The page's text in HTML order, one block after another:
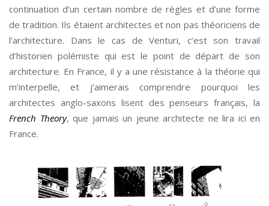
continuation d’un certain nombre de règles et d’une forme
de tradition. Ils étaient architectes et non pas théoriciens de
l’architecture. Dans le cas de Venturi, c’est son travail
d’historien polémiste qui est le point de départ de son
architecture. En France, il y a une résistance à la théorie qui
m’interpelle, et j’aimerais comprendre pourquoi les
architectes anglo-saxons lisent des penseurs français, la
French Theory, que jamais un jeune architecte ne lira ici en
France.